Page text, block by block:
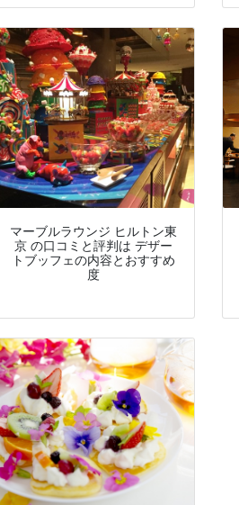
マーブルラウンジ ヒルトン東
京 の口コミと評判は デザー
トブッフェの内容とおすすめ
度